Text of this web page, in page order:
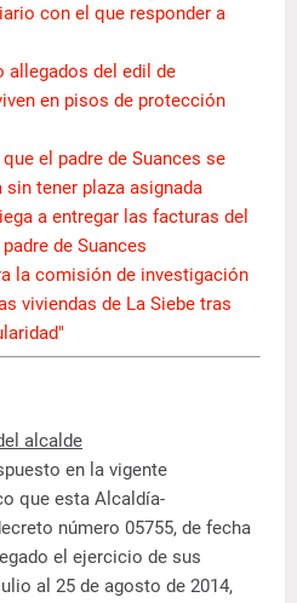
con el que responder a
allegados del edil de
en pisos de protección
el padre de Suances se
tener plaza asignada
a entregar las facturas del
de Suances
la comisión de investigación
viviendas de La Siebe tras
alcalde
en la vigente
que esta Alcaldía-
número 05755, de fecha
el ejercicio de sus
al 25 de agosto de 2014,